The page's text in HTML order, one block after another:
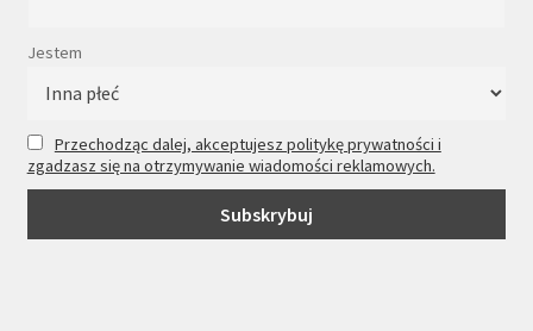
Jestem
Przechodząc dalej, akceptujesz politykę prywatności i
zgadzasz się na otrzymywanie wiadomości reklamowych.